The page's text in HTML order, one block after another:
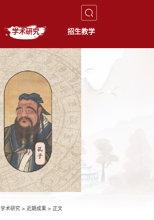
学术研究 招生教学
学术研究 > 近期成果 > 正文